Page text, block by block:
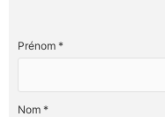
Prénom *
Nom *